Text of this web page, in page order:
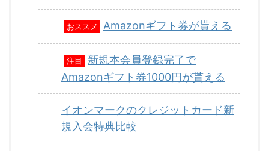
おススメ Amazonギフト券が貰える
注目
新規本会員登録完了で
Amazonギフト券1000円が貰える
イオンマークのクレジットカード新
規入会特典比較